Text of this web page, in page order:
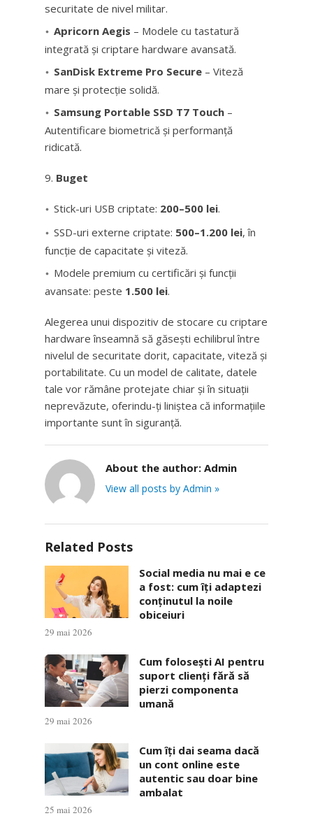
securitate de nivel militar.
Apricorn Aegis – Modele cu tastatură
integrată și criptare hardware avansată.
SanDisk Extreme Pro Secure – Viteză
mare și protecție solidă.
Samsung Portable SSD T7 Touch –
Autentificare biometrică și performanță
ridicată.
Buget
Stick-uri USB criptate: 200–500 lei.
SSD-uri externe criptate: 500–1.200 lei, în
funcție de capacitate și viteză.
Modele premium cu certificări și funcții
avansate: peste 1.500 lei.
Alegerea unui dispozitiv de stocare cu criptare
hardware înseamnă să găsești echilibrul între
nivelul de securitate dorit, capacitate, viteză și
portabilitate. Cu un model de calitate, datele
tale vor rămâne protejate chiar și în situații
neprevăzute, oferindu-ți liniștea că informațiile
importante sunt în siguranță.
About the author: Admin
View all posts by Admin »
Related Posts
Social media nu mai e ce
a fost: cum îți adaptezi
conținutul la noile
obiceiuri
29 mai 2026
Cum folosești AI pentru
suport clienți fără să
pierzi componenta
umană
29 mai 2026
Cum îți dai seama dacă
un cont online este
autentic sau doar bine
ambalat
25 mai 2026